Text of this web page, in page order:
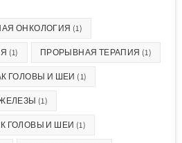
ОНКОЛОГИЯ (1)
(1) ПРОРЫВНАЯ ТЕРАПИЯ (1)
ГОЛОВЫ И ШЕИ (1)
(1)
ГОЛОВЫ И ШЕИ (1)